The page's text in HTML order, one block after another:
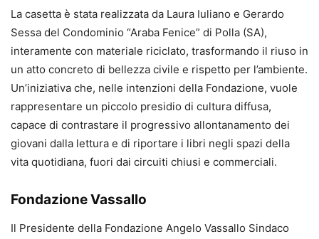
La casetta è stata realizzata da Laura Iuliano e Gerardo
Sessa del Condominio “Araba Fenice” di Polla (SA),
interamente con materiale riciclato, trasformando il riuso in
un atto concreto di bellezza civile e rispetto per l’ambiente.
Un’iniziativa che, nelle intenzioni della Fondazione, vuole
rappresentare un piccolo presidio di cultura diffusa,
capace di contrastare il progressivo allontanamento dei
giovani dalla lettura e di riportare i libri negli spazi della
vita quotidiana, fuori dai circuiti chiusi e commerciali.
Fondazione Vassallo
Il Presidente della Fondazione Angelo Vassallo Sindaco